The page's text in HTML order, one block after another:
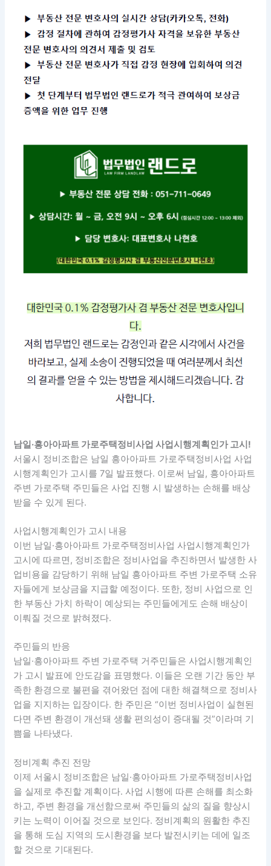
남일·흥아아파트 가로주택정비사업 사업시행계획인가 고시!
서울시 정비조합은 남일 흥아아파트 가로주택정비사업 사업
시행계획인가 고시를 7일 발표했다. 이로써 남일, 흥아아파트
주변 가로주택 주민들은 사업 진행 시 발생하는 손해를 배상
받을 수 있게 된다.
사업시행계획인가 고시 내용
이번 남일·흥아아파트 가로주택정비사업 사업시행계획인가
고시에 따르면, 정비조합은 정비사업을 추진하면서 발생한 사
업비용을 감당하기 위해 남일 흥아아파트 주변 가로주택 소유
자들에게 보상금을 지급할 예정이다. 또한, 정비 사업으로 인
한 부동산 가치 하락이 예상되는 주민들에게도 손해 배상이
이뤄질 것으로 밝혀졌다.
주민들의 반응
남일·흥아아파트 주변 가로주택 거주민들은 사업시행계획인
가 고시 발표에 안도감을 표명했다. 이들은 오랜 기간 동안 부
족한 환경으로 불편을 겪어왔던 점에 대한 해결책으로 정비사
업을 지지하는 입장이다. 한 주민은 “이번 정비사업이 실현된
다면 주변 환경이 개선돼 생활 편의성이 증대될 것”이라며 기
쁨을 나타냈다.
정비계획 추진 전망
이제 서울시 정비조합은 남일·흥아아파트 가로주택정비사업
을 실제로 추진할 계획이다. 사업 시행에 따른 손해를 최소화
하고, 주변 환경을 개선함으로써 주민들의 삶의 질을 향상시
키는 노력이 이어질 것으로 보인다. 정비계획의 원활한 추진
을 통해 도심 지역의 도시환경을 보다 발전시키는 데에 일조
할 것으로 기대된다.